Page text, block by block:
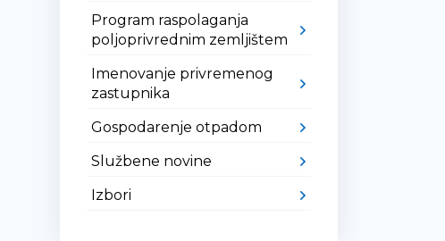
Program raspolaganja
poljoprivrednim zemljištem
Imenovanje privremenog
zastupnika
Gospodarenje otpadom
Službene novine
Izbori